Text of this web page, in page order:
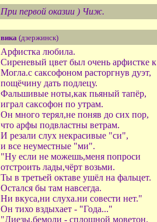
При первой оказии ) Чиж.
вика (дзержинск)
Арфистка любила.
Сиреневый цвет был очень арфистке
Могла.с саксофоном расторгнув дуэт,
пощёчину дать подлецу.
Фальшивые ноты,как пьяный тапёр,
играл саксофон по утрам.
Он много терял,не поняв до сих пор,
что арфы подвластны ветрам.
И резали слух некрасивые "си",
и все неуместные "ми".
"Ну если не можешь,меня попроси
отстроить лады,чёрт возьми.
Ты в третьей октаве ушёл на фальцет.
Остался бы там навсегда.
Ни вкуса,ни слуха.ни совести нет."
Он тихо вздыхает - "Года..."
"Диезы,бемоли - сплошной моветон.